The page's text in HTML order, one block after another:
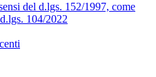
del d.lgs. 152/1997, come
104/2022